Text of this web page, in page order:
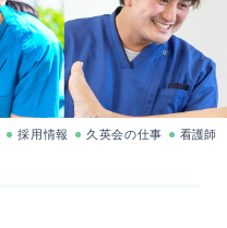
採用情報 久英会の仕事 看護師